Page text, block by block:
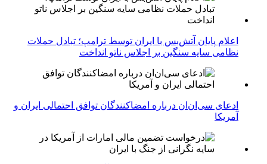
اعلام پایان آتش‌بس با ایران توسط ترامپ؛ تبادل حملات
نظامی سایه سنگین بر اجلاس ناتو انداخت
ادعای سی‌ان‌ان درباره امضاکنندگان توافق احتمالی ایران و
آمریکا